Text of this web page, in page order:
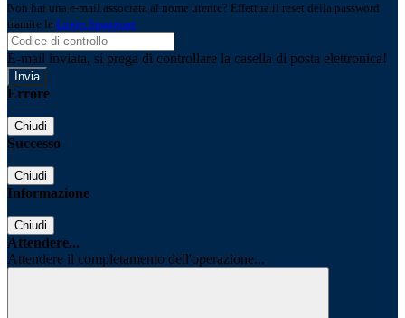
Non hai una e-mail associata al nome utente? Effettua il reset della password
tramite la Login Spaggiari
E-mail inviata, si prega di controllare la casella di posta elettronica!
Errore
Chiudi
Successo
Chiudi
Informazione
Chiudi
Attendere...
Attendere il completamento dell'operazione...